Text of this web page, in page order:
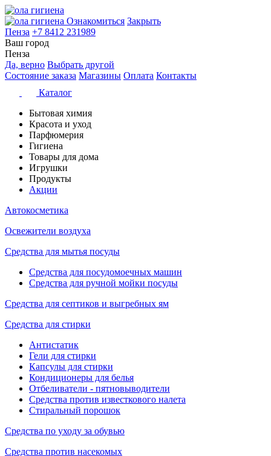
Ознакомиться Закрыть
Пенза +7 8412 231989
Ваш город
Пенза
Да, верно Выбрать другой
Состояние заказа Магазины Оплата Контакты
Каталог
Бытовая химия
Красота и уход
Парфюмерия
Гигиена
Товары для дома
Игрушки
Продукты
Акции
Автокосметика
Освежители воздуха
Средства для мытья посуды
Средства для посудомоечных машин
Средства для ручной мойки посуды
Средства для септиков и выгребных ям
Средства для стирки
Антистатик
Гели для стирки
Капсулы для стирки
Кондиционеры для белья
Отбеливатели - пятновыводители
Средства против известкового налета
Стиральный порошок
Средства по уходу за обувью
Средства против насекомых